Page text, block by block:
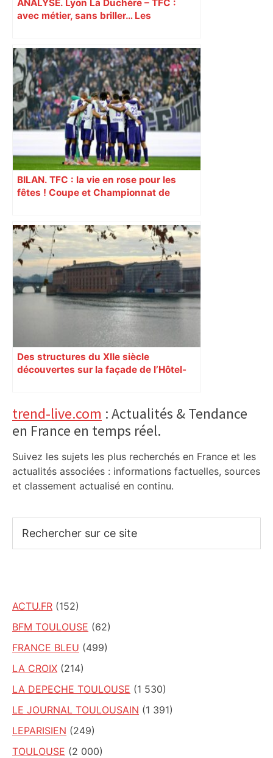
ANALYSE. Lyon La Duchère – TFC :
avec métier, sans briller… Les
comment
BILAN. TFC : la vie en rose pour les
fêtes ! Coupe et Championnat de
Des structures du XIIe siècle
découvertes sur la façade de l’Hôtel-
Primary
Sidebar
trend-live.com : Actualités & Tendance
en France en temps réel.
Suivez les sujets les plus recherchés en France et les
actualités associées : informations factuelles, sources
et classement actualisé en continu.
sur
ACTU.FR (152)
BFM TOULOUSE (62)
FRANCE BLEU (499)
LA CROIX (214)
LA DEPECHE TOULOUSE (1 530)
LE JOURNAL TOULOUSAIN (1 391)
LEPARISIEN (249)
TOULOUSE (2 000)